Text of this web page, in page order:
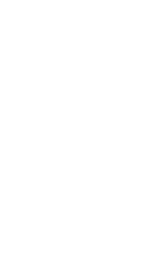
de Karamogobougou.